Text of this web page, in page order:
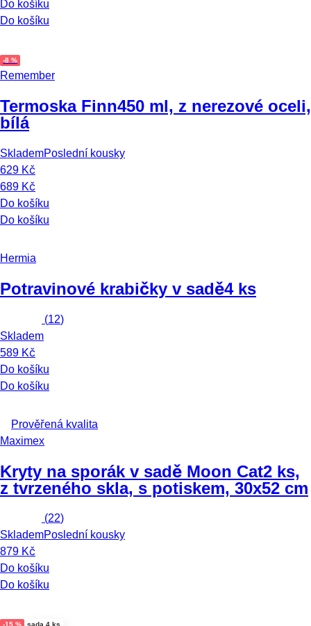
Do košíku
Do košíku
-8 %
Remember
Termoska Finn450 ml, z nerezové oceli,
bílá
SklademPoslední kousky
629 Kč
689 Kč
Do košíku
Do košíku
Hermia
Potravinové krabičky v sadě4 ks
(12)
Skladem
589 Kč
Do košíku
Do košíku
Prověřená kvalita
Maximex
Kryty na sporák v sadě Moon Cat2 ks,
z tvrzeného skla, s potiskem, 30x52 cm
(22)
SklademPoslední kousky
879 Kč
Do košíku
Do košíku